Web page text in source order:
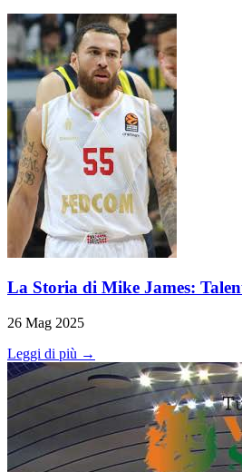
La Storia di Mike James:
26 Mag 2025
Leggi di più →